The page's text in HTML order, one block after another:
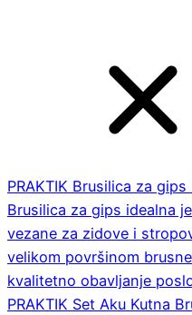
PRAKTIK Brusilica za gips
Brusilica za gips idealna
vezane za zidove i
velikom površinom
kvalitetno obavljanje
PRAKTIK Set Aku Kutna